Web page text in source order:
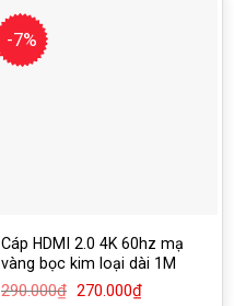
-7%
Cáp HDMI 2.0 4K 60hz mạ
vàng bọc kim loại dài 1M
Ugreen 50106
290.000₫ Giá
270.000₫Giá